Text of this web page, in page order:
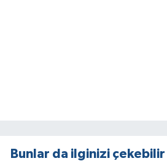
Bunlar da ilginizi çekebilir